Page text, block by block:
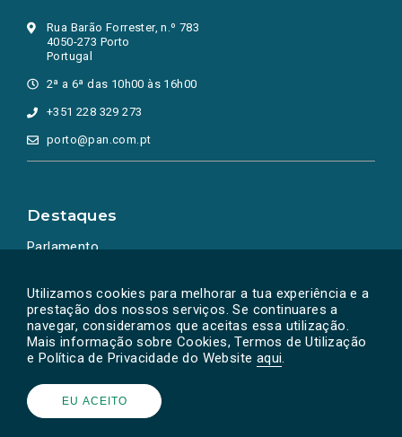
Utilizamos cookies para melhorar a tua experiência e a
prestação dos nossos serviços. Se continuares a
navegar, consideramos que aceitas essa utilização.
Mais informação sobre Cookies, Termos de Utilização
e Política de Privacidade do Website aqui.
EU ACEITO
Rua Barão Forrester, n.º 783
4050-273 Porto
Portugal
2ª a 6ª das 10h00 às 16h00
+351 228 329 273
porto@pan.com.pt
Destaques
Parlamento
Powered by © PAN 2026